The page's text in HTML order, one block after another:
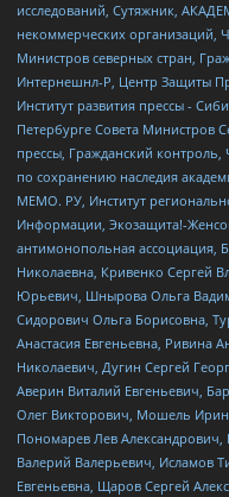
исследований, Сутяжник,
некоммерческих организаций,
Министров северных стран,
Интернешнл-Р, Центр Защиты
Институт развития прессы -
Петербурге Совета Министров
прессы, Гражданский
по сохранению наследия
МЕМО. РУ, Институт
Информации, Экозащита!-
антимонопольная ассоциация,
Николаевна, Кривенко Сергей
Юрьевич, Шнырова Ольга
Сидорович Ольга Борисовна,
Анастасия Евгеньевна, Ривина
Николаевич, Дугин Сергей
Аверин Виталий Евгеньевич,
Олег Викторович, Мошель
Пономарев Лев
Валерий Валерьевич, Исламов
Евгеньевна, Щаров Сергей